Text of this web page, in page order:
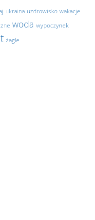
ukraina uzdrowisko wakacje
woda wypoczynek
żagle